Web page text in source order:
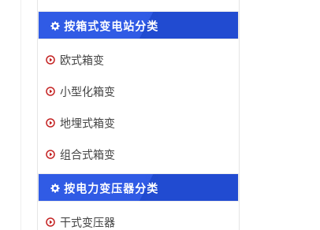
按箱式变电站分类
欧式箱变
小型化箱变
地埋式箱变
组合式箱变
按电力变压器分类
干式变压器